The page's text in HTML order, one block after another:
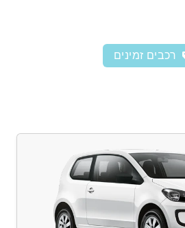
רכבים זמינים